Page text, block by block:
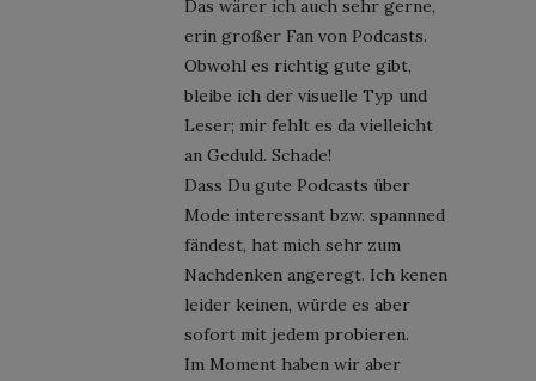
Das wärer ich auch sehr gerne,
erin großer Fan von Podcasts.
Obwohl es richtig gute gibt,
bleibe ich der visuelle Typ und
Leser; mir fehlt es da vielleicht
an Geduld. Schade!
Dass Du gute Podcasts über
Mode interessant bzw. spannned
fändest, hat mich sehr zum
Nachdenken angeregt. Ich kenen
leider keinen, würde es aber
sofort mit jedem probieren.
Im Moment haben wir aber